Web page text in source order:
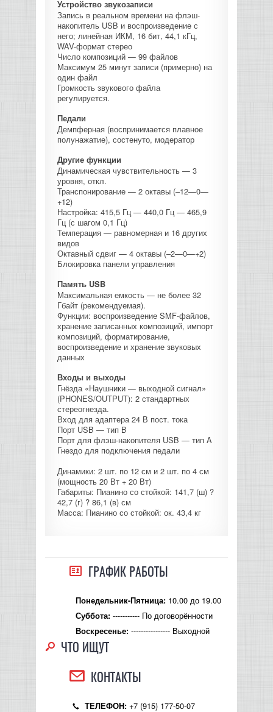
Устройство звукозаписи
Запись в реальном времени на флэш-
накопитель USB и воспроизведение с
него; линейная ИКМ, 16 бит, 44,1 кГц,
WAV-формат стерео
Число композиций — 99 файлов
Максимум 25 минут записи (примерно) на
один файл
Громкость звукового файла
регулируется.
Педали
Демпферная (воспринимается плавное
полунажатие), состенуто, модератор
Другие функции
Динамическая чувствительность — 3
уровня, откл.
Транспонирование — 2 октавы (–12—0—
+12)
Настройка: 415,5 Гц — 440,0 Гц — 465,9
Гц (с шагом 0,1 Гц)
Темперация — равномерная и 16 других
видов
Октавный сдвиг — 4 октавы (–2—0—+2)
Блокировка панели управления
Память USB
Максимальная емкость — не более 32
Гбайт (рекомендуемая).
Функции: воспроизведение SMF-файлов,
хранение записанных композиций, импорт
композиций, форматирование,
воспроизведение и хранение звуковых
данных
Входы и выходы
Гнёзда «Наушники — выходной сигнал»
(PHONES/OUTPUT): 2 стандартных
стереогнезда.
Вход для адаптера 24 В пост. тока
Порт USB — тип B
Порт для флэш-накопителя USB — тип A
Гнездо для подключения педали
Динамики: 2 шт. по 12 см и 2 шт. по 4 см
(мощность 20 Вт + 20 Вт)
Габариты: Пианино со стойкой: 141,7 (ш) ?
42,7 (г) ? 86,1 (в) см
Масса: Пианино со стойкой: ок. 43,4 кг
ГРАФИК РАБОТЫ
Понедельник-Пятница: 10.00 до 19.00
Суббота: ----------- По договорённости
Воскресенье: ---------------- Выходной
ЧТО ИЩУТ
КОНТАКТЫ
ТЕЛЕФОН: +7 (915) 177-50-07